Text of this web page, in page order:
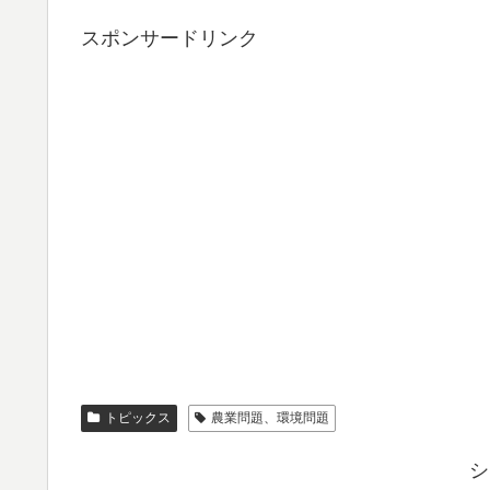
スポンサードリンク
トピックス 農業問題、環境問題